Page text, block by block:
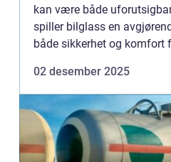
kan være både
spiller bilglass en
både sikkerhet og komfort
02 desember 2025